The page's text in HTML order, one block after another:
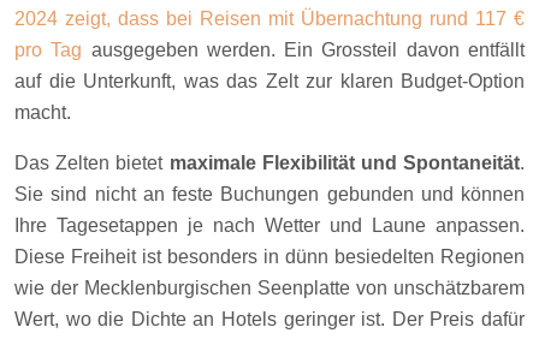
2024 zeigt, dass bei Reisen mit Übernachtung rund 117 €
pro Tag ausgegeben werden. Ein Grossteil davon entfällt
auf die Unterkunft, was das Zelt zur klaren Budget-Option
macht.
Das Zelten bietet maximale Flexibilität und Spontaneität.
Sie sind nicht an feste Buchungen gebunden und können
Ihre Tagesetappen je nach Wetter und Laune anpassen.
Diese Freiheit ist besonders in dünn besiedelten Regionen
wie der Mecklenburgischen Seenplatte von unschätzbarem
Wert, wo die Dichte an Hotels geringer ist. Der Preis dafür